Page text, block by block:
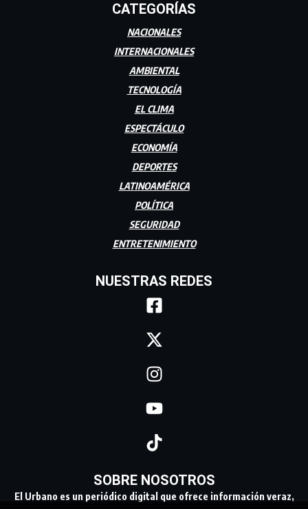
CATEGORÍAS
NACIONALES
INTERNACIONALES
AMBIENTAL
TECNOLOGÍA
EL CLIMA
ESPECTÁCULO
ECONOMÍA
DEPORTES
LATINOAMÉRICA
POLÍTICA
SEGURIDAD
ENTRETENIMIENTO
NUESTRAS REDES
SOBRE NOSOTROS
El Urbano es un periódico digital que ofrece información veraz,